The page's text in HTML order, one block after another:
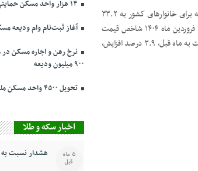
بر اساس اعلام مرکز آمار ایران در فروردین ماه ۱۴۰۴ نرخ تورم سالانه برای خانوارهای کشور به ۳۳.۲
درصد رسید. به گزارش اخبار اصناف به نقل از مرکز آمار ایران در فروردین ماه ۱۴۰۴ شاخص قیمت
مصرف کننده خانوارهای کشور به عدد ۳۲۸.۱ رسیده است که نسبت به ماه قبل، ۳.۹ درصد افزایش،
آغاز ثبت‌نام وام ودیعه مسکن از ۱۷
۹۰۰ میلیون ودیعه
تحویل ۴۵۰۰ واحد مسکن ملی در پرند تا ۳ روز دیگر
اخبار سکه و طلا
هشدار نسبت 5 ماه
قبل